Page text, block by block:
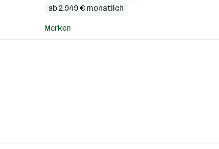
ab 2.949 € monatlich
Merken